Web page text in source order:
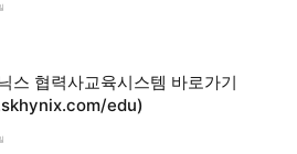
스 협력사교육시스템 바로가기
edu)